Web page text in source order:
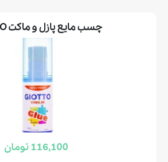
چسب مايع پازل و ماكت GIO TTO
116,100 تومان